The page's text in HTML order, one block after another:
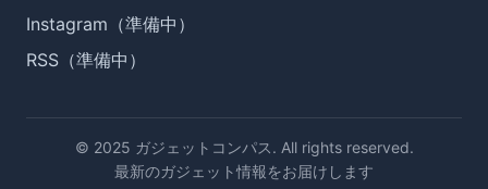
Instagram（準備中）
RSS（準備中）
© 2025 ガジェットコンパス. All rights reserved.
最新のガジェット情報をお届けします